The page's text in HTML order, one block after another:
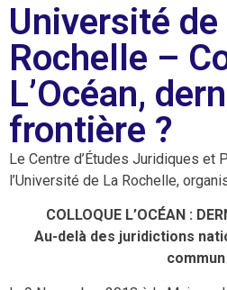
Université de
Rochelle –
L’Océan,
frontière ?
Le Centre d’Études Juridiques et
l’Université de La Rochelle,
COLLOQUE L’OCÉAN :
Au-delà des juridictions
commun